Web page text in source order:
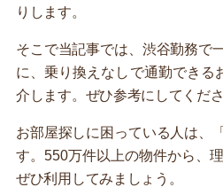
りします。
そこで当記事では、渋谷勤務で
に、乗り換えなしで通勤できる
介します。ぜひ参考にしてくださ
お部屋探しに困っている人は、「
す。550万件以上の物件から、
ぜひ利用してみましょう。